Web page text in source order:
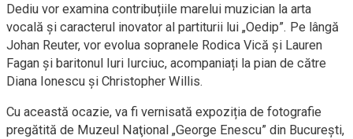
Dediu vor examina contribuțiile marelui muzician la arta
vocală și caracterul inovator al partiturii lui „Oedip”. Pe lângă
Johan Reuter, vor evolua sopranele Rodica Vică și Lauren
Fagan și baritonul Iuri Iurciuc, acompaniați la pian de către
Diana Ionescu și Christopher Willis.
Cu această ocazie, va fi vernisată expoziția de fotografie
pregătită de Muzeul Naţional „George Enescu” din București,